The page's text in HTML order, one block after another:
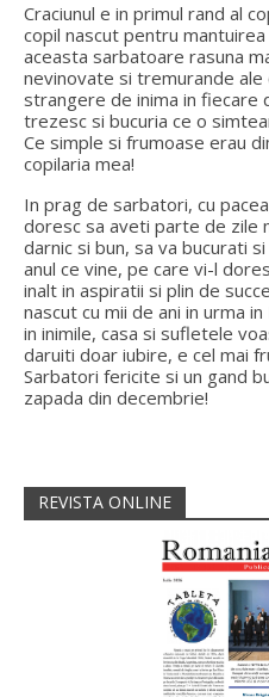
Craciunul e in primul rand al
copil nascut pentru
aceasta sarbatoare rasuna
nevinovate si tremurande
strangere de inima in fiecare
trezesc si bucuria ce o
Ce simple si frumoase erau
copilaria mea!
In prag de sarbatori, cu
doresc sa aveti parte de zile
darnic si bun, sa va bucurati
anul ce vine, pe care vi-l
inalt in aspiratii si plin de
nascut cu mii de ani in urma
in inimile, casa si sufletele
daruiti doar iubire, e cel mai
Sarbatori fericite si un gand
zapada din decembrie!
REVISTA ONLINE